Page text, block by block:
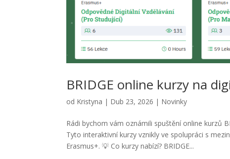
BRIDGE online kurzy na
od Kristyna | Dub 23, 2026 | Novinky
Rádi bychom vám oznámili spuštění online kurzů
Tyto interaktivní kurzy vznikly ve spolupráci s
Erasmus+. 💡 Co kurzy nabízí? BRIDGE...